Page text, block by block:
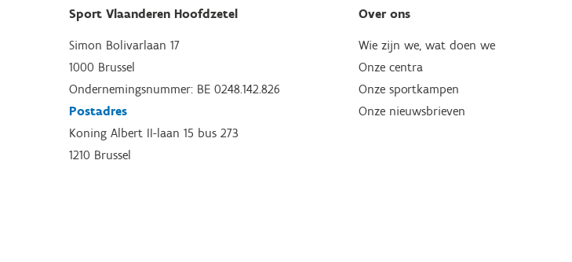
Sport Vlaanderen Hoofdzetel
Simon Bolivarlaan 17
1000 Brussel
Ondernemingsnummer: BE 0248.142.826
Postadres
Koning Albert II-laan 15 bus 273
1210 Brussel
Over ons
Wie zijn we, wat doen we
Onze centra
Onze sportkampen
Onze nieuwsbrieven